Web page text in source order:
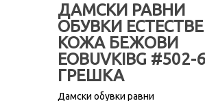
ДАМСКИ РАВНИ
ОБУВКИ
КОЖА БЕЖОВИ
EOBUVKIBG #502-
ГРЕШКА
Дамски обувки равни